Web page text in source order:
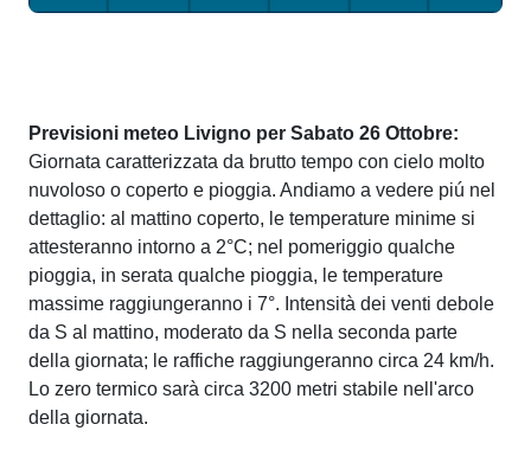
Previsioni meteo Livigno per Sabato 26 Ottobre:
Giornata caratterizzata da brutto tempo con cielo molto
nuvoloso o coperto e pioggia. Andiamo a vedere piú nel
dettaglio: al mattino coperto, le temperature minime si
attesteranno intorno a 2°C; nel pomeriggio qualche
pioggia, in serata qualche pioggia, le temperature
massime raggiungeranno i 7°. Intensità dei venti debole
da S al mattino, moderato da S nella seconda parte
della giornata; le raffiche raggiungeranno circa 24 km/h.
Lo zero termico sarà circa 3200 metri stabile nell'arco
della giornata.